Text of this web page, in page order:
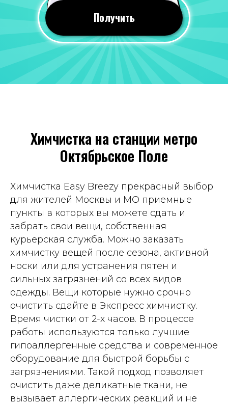
24 июля 2026
Все понравилось, оперативно почистили
вещи. Качество мне понравилось, со всеми
пятнами справились!
Отзыв 2GIS
Всегда приветливый персонал, часто к
ним хожу, вещи чистят хорошо. Цены
вполне демократичные. Рекомендую
Татьяна Демина
Вежливый администратор, все рассказала,
объяснила. В итоге платье мое снова как
Отзыв 2GIS
Получить
Химчистка на станции метро
Октябрьское Поле
Химчистка Easy Breezy прекрасный выбор
для жителей Москвы и МО приемные
пункты в которых вы можете сдать и
забрать свои вещи, собственная
курьерская служба. Можно заказать
химчистку вещей после сезона, активной
носки или для устранения пятен и
сильных загрязнений со всех видов
одежды. Вещи которые нужно срочно
очистить сдайте в Экспресс химчистку.
Время чистки от 2-х часов. В процессе
работы используются только лучшие
гипоаллергенные средства и современное
оборудование для быстрой борьбы с
загрязнениями. Такой подход позволяет
очистить даже деликатные ткани, не
вызывает аллергических реакций и не